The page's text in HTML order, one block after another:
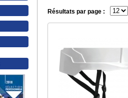
Résultats par page :